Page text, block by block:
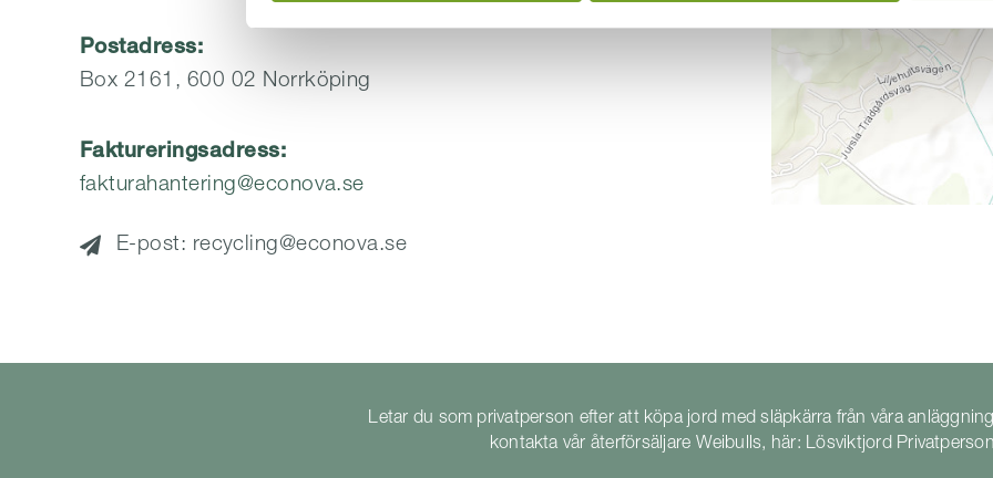
Postadress:
Box 2161, 600 02 Norrköping
Faktureringsadress:
fakturahantering@econova.se
E-post: recycling@econova.se
Letar du som privatperson efter att köpa jord med släpkärra från våra
kontakta vår återförsäljare Weibulls, här: Lösviktjord